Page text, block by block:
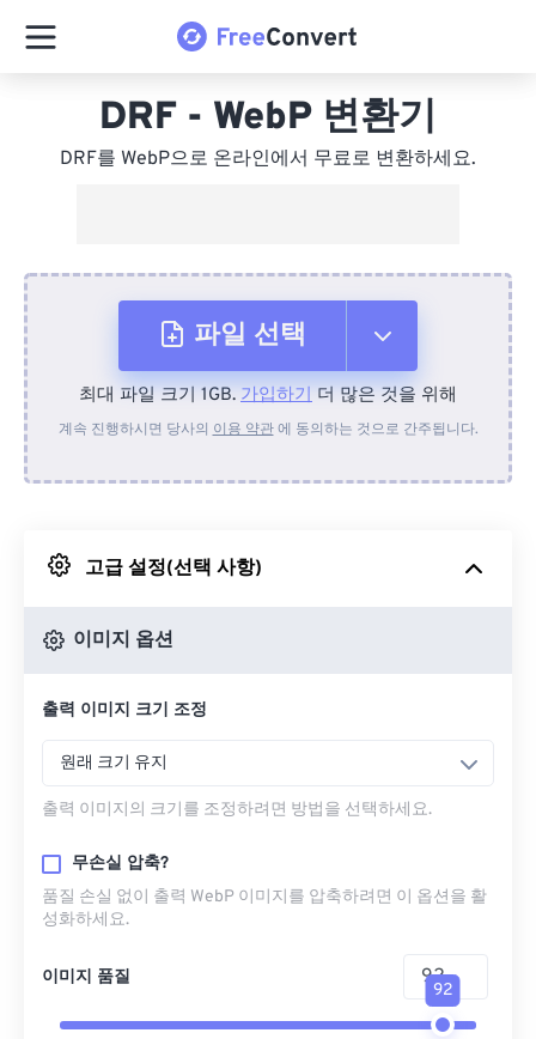
DRF - WebP 변환기
DRF를 WebP으로 온라인에서 무료로 변환하세요.
파일 선택
장치에서
Google 드라이브에서
최대 파일 크기 1GB. 가입하기 더 많은 것을 위해
계속 진행하시면 당사의 이용 약관에 동의하는 것으로 간주됩니다.
고급 설정(선택 사항)
이미지 옵션
출력 이미지 크기 조정
원래 크기 유지
출력 이미지의 크기를 조정하려면 방법을 선택하세요.
무손실 압축?
품질 손실 없이 출력 WebP 이미지를 압축하려면 이 옵션을 활
성화하세요.
이미지 품질
92